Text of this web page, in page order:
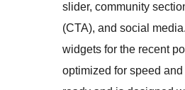
slider, community
(CTA), and social
widgets for the recent
optimized for speed